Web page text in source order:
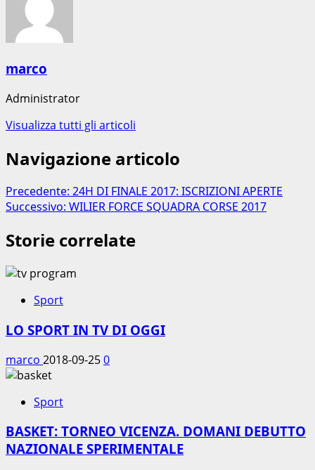
marco
Administrator
Visualizza tutti gli articoli
Navigazione articolo
Precedente: 24H DI FINALE 2017: ISCRIZIONI APERTE
Successivo: WILIER FORCE SQUADRA CORSE 2017
Storie correlate
Sport
LO SPORT IN TV DI OGGI
marco 2018-09-250
Sport
BASKET: TORNEO VICENZA. DOMANI DEBUTTO
NAZIONALE SPERIMENTALE